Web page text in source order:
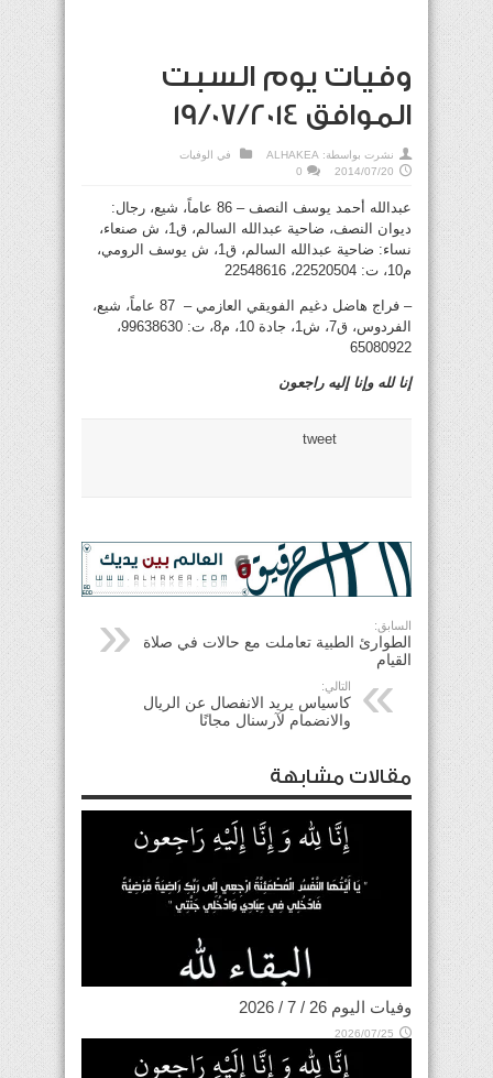
وفيات يوم السبت
الموافق 19/07/2014
نشرت بواسطة: ALHAKEA في الوفيات
2014/07/20
0
عبدالله أحمد يوسف النصف – 86 عاماً، شيع، رجال:
ديوان النصف، ضاحية عبدالله السالم، ق1، ش صنعاء،
نساء: ضاحية عبدالله السالم، ق1، ش يوسف الرومي،
م10، ت: 22520504، 22548616
– فراج هاضل دغيم الفويقي العازمي – 87 عاماً، شيع،
الفردوس، ق7، ش1، جادة 10، م8، ت: 99638630،
65080922
إنا لله وإنا إليه راجعون
tweet
السابق:
الطوارئ الطبية تعاملت مع حالات في صلاة
القيام
التالي:
كاسياس يريد الانفصال عن الريال
والانضمام لآرسنال مجانًا
مقالات مشابهة
وفيات اليوم 26 / 7 / 2026
2026/07/25